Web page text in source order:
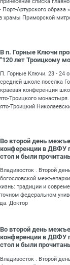
Артурского образа
храмы Приморской
В п. Горные Ключи
"120 лет Троицкому
П. Горные Ключи. 23 - 24
средней школе поселка
краевая конференция
Троицкого
Троицкий
Во второй день
конференции в ДВФУ
стол и были
Владивосток . Второй
богословской
традиции и
федеральном
Доктор
Во второй день
конференции в ДВФУ
стол и были
Владивосток . Второй